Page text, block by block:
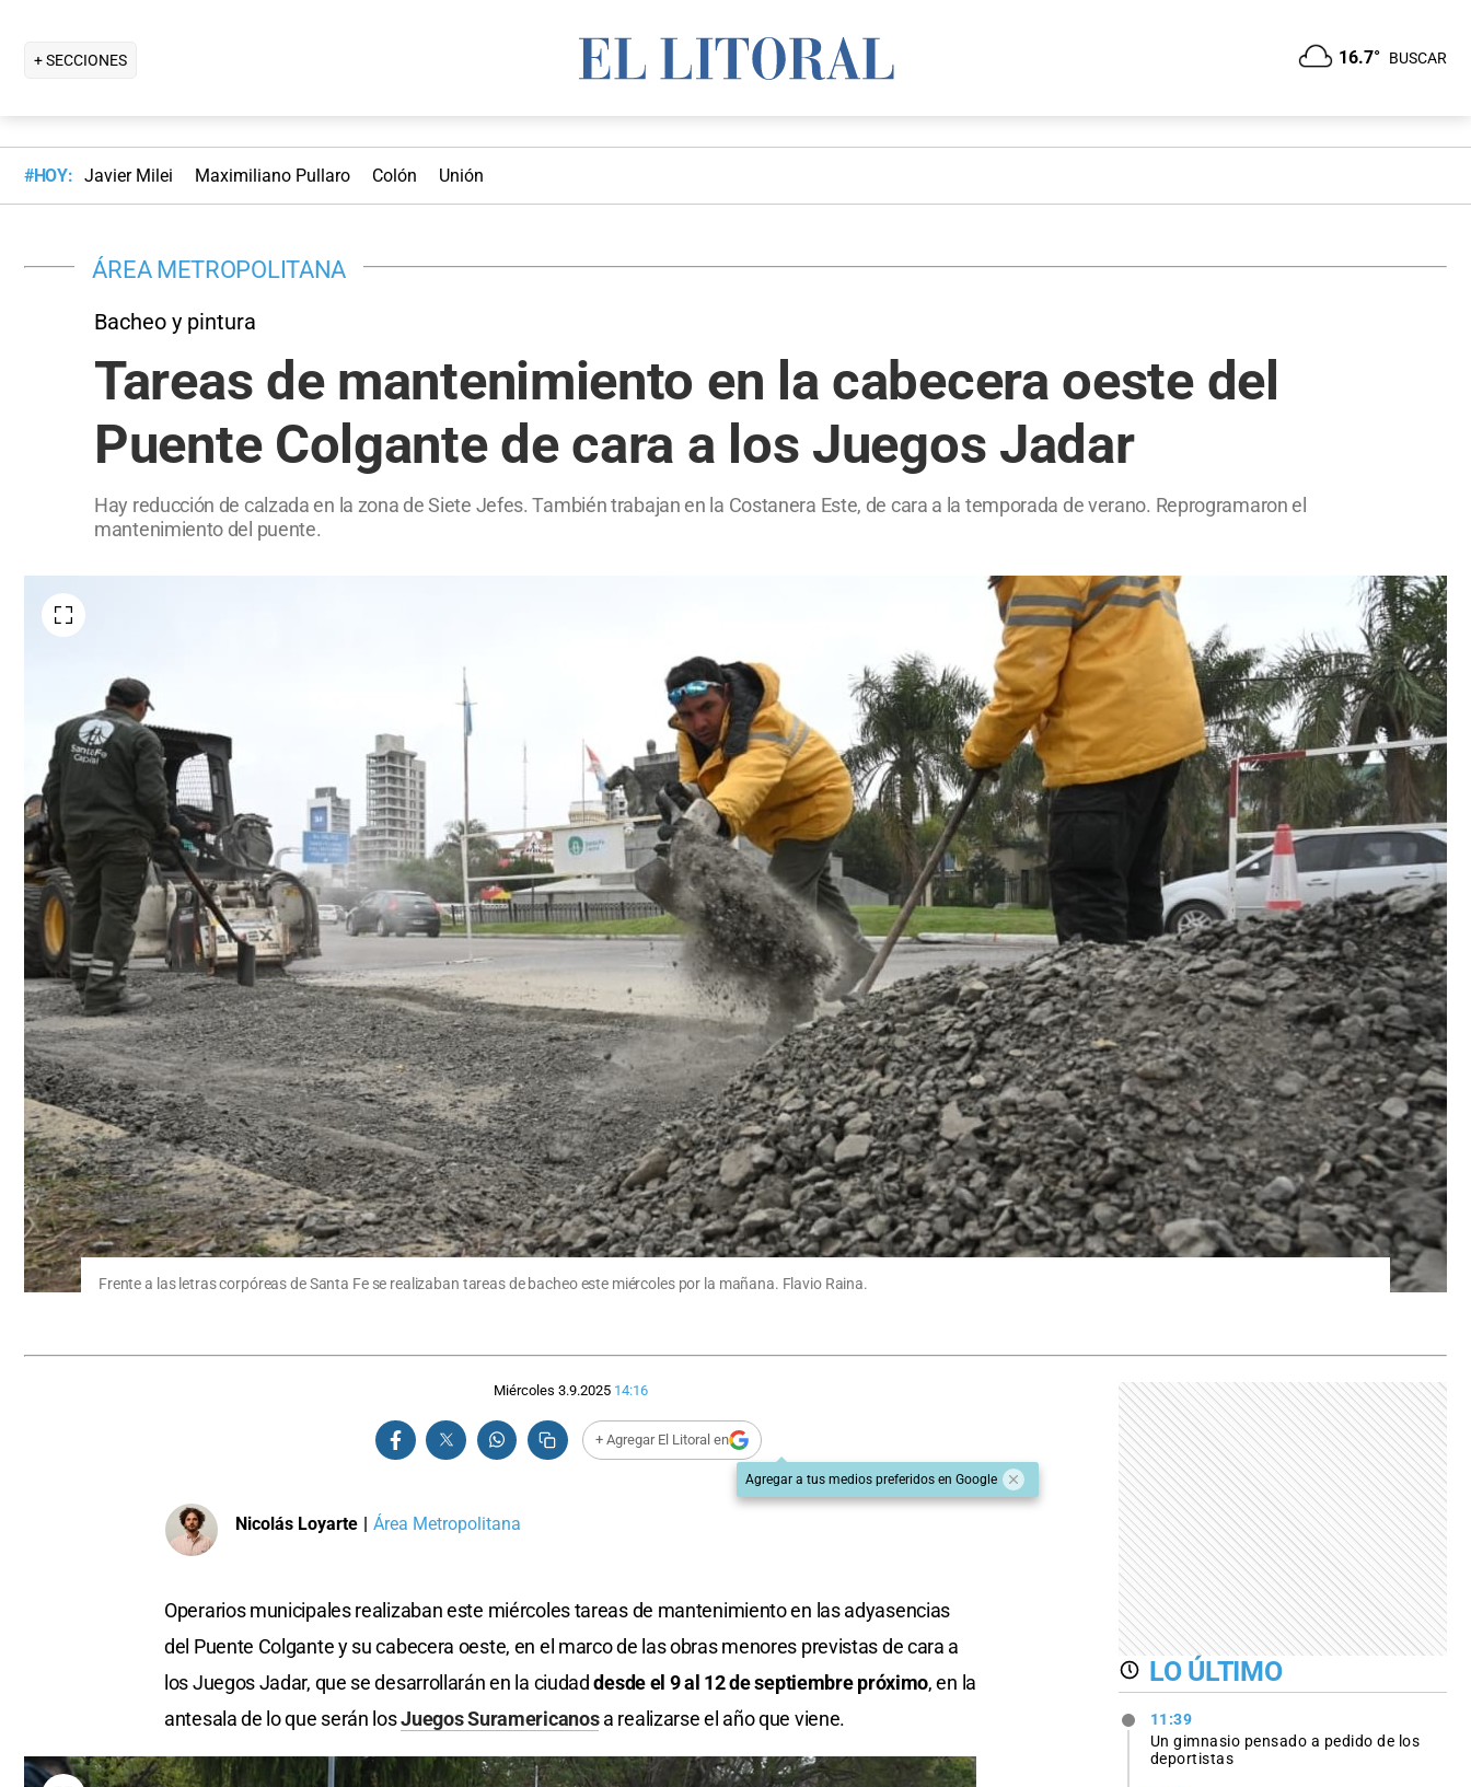
+ SECCIONES 16.7° BUSCAR
#HOY: Javier Milei Maximiliano Pullaro Colón Unión
ÁREA METROPOLITANA
Bacheo y pintura
Tareas de mantenimiento en la cabecera oeste del
Puente Colgante de cara a los Juegos Jadar
Hay reducción de calzada en la zona de Siete Jefes. También trabajan en la Costanera Este, de cara a la temporada de verano. Reprogramaron el
mantenimiento del puente.
Frente a las letras corpóreas de Santa Fe se realizaban tareas de bacheo este miércoles por la mañana. Flavio Raina.
Miércoles 3.9.2025 14:16
+ Agregar El Litoral en
Agregar a tus medios preferidos en Google
Nicolás Loyarte | Área Metropolitana
Operarios municipales realizaban este miércoles tareas de mantenimiento en las adyasencias
del Puente Colgante y su cabecera oeste, en el marco de las obras menores previstas de cara a
los Juegos Jadar, que se desarrollarán en la ciudaddesde el 9 al 12 de septiembre próximo, en la
antesala de lo que serán losJuegos Suramericanosa realizarse el año que viene.
LO ÚLTIMO
11:39
Un gimnasio pensado a pedido de los
deportistas